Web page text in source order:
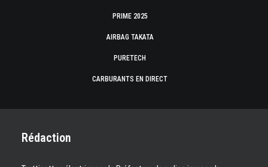
PRIME 2025
AIRBAG TAKATA
PURETECH
CARBURANTS EN DIRECT
Rédaction